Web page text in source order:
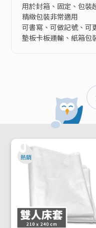
用於封箱、固定、包裝
精緻包裝非常適用
可書寫、可做記號、可
墊板卡板運輸、紙箱包